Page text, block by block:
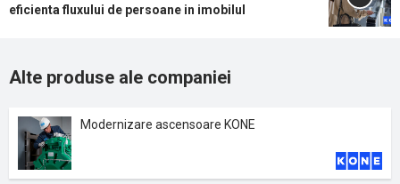
eficienta fluxului de persoane in imobilul
Alte produse ale companiei
Modernizare ascensoare KONE